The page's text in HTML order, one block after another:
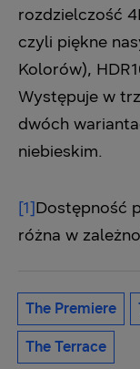
rozdzielczość
czyli piękne
Kolorów),
Występuje w
dwóch
niebieskim.
[1]Dostępność
różna w
The Premiere
The Terrace